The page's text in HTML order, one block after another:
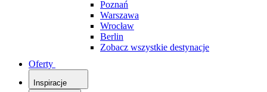
Poznań
Warszawa
Wrocław
Berlin
Zobacz wszystkie destynacje
Oferty
Inspiracje